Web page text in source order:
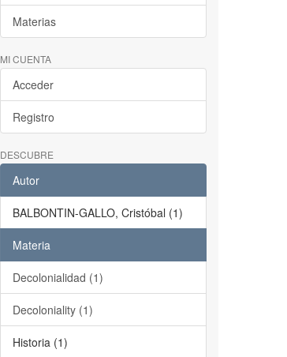
Materias
MI CUENTA
Acceder
Registro
DESCUBRE
Autor
BALBONTIN-GALLO, Cristóbal (1)
Materia
Decolonialidad (1)
Decoloniality (1)
Historia (1)